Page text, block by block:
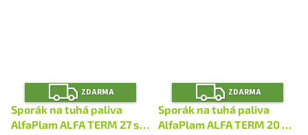
Z
D
A
R
ZDARMA
Sporák na tuhá paliva
AlfaPlam ALFA TERM 27 s
Z
D
A
R
ZDARMA
Sporák na tuhá paliva
AlfaPlam ALFA TERM 20 s